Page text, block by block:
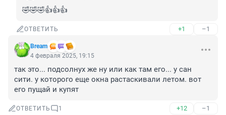
🤣🤣🤣👍👍👍
ОТВЕТИТЬ +1 –1
Bream
4 февраля 2025, 19:15
так это... подсолнух же ну или как там его... у сан
сити. у которого еще окна растаскивали летом. вот
его пущай и купят
ОТВЕТИТЬ 1 +12 –1